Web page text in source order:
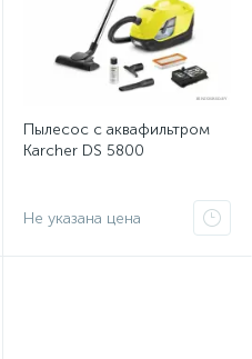
Пылесос с аквафильтром
Karcher DS 5800
Не указана цена